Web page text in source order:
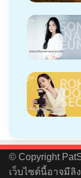
© Copyright
เว็บไซต์นี้อาจมี